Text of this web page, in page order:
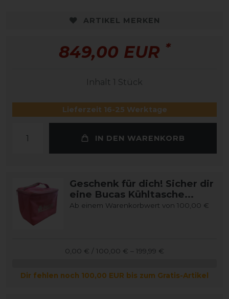
ARTIKEL MERKEN
849,00 EUR *
Inhalt 1 Stück
Lieferzeit 16-25 Werktage
IN DEN WARENKORB
Geschenk für dich! Sicher dir
eine Bucas Kühltasche...
Ab einem Warenkorbwert von 100,00 €
0,00 € / 100,00 € – 199,99 €
Dir fehlen noch 100,00 EUR bis zum Gratis-Artikel